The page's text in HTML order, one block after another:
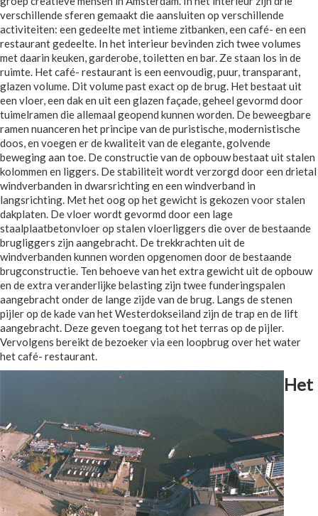
verschillende sferen gemaakt die aansluiten op verschillende
activiteiten: een gedeelte met intieme zitbanken, een café- en een
restaurant gedeelte. In het interieur bevinden zich twee volumes
met daarin keuken, garderobe, toiletten en bar. Ze staan los in de
ruimte. Het café- restaurant is een eenvoudig, puur, transparant,
glazen volume. Dit volume past exact op de brug. Het bestaat uit
een vloer, een dak en uit een glazen façade, geheel gevormd door
tuimelramen die allemaal geopend kunnen worden. De beweegbare
ramen nuanceren het principe van de puristische, modernistische
doos, en voegen er de kwaliteit van de elegante, golvende
beweging aan toe. De constructie van de opbouw bestaat uit stalen
kolommen en liggers. De stabiliteit wordt verzorgd door een drietal
windverbanden in dwarsrichting en een windverband in
langsrichting. Met het oog op het gewicht is gekozen voor stalen
dakplaten. De vloer wordt gevormd door een lage
staalplaatbetonvloer op stalen vloerliggers die over de bestaande
brugliggers zijn aangebracht. De trekkrachten uit de
windverbanden kunnen worden opgenomen door de bestaande
brugconstructie. Ten behoeve van het extra gewicht uit de opbouw
en de extra veranderlijke belasting zijn twee funderingspalen
aangebracht onder de lange zijde van de brug. Langs de stenen
pijler op de kade van het Westerdokseiland zijn de trap en de lift
aangebracht. Deze geven toegang tot het terras op de pijler.
Vervolgens bereikt de bezoeker via een loopbrug over het water
het café- restaurant.
Het